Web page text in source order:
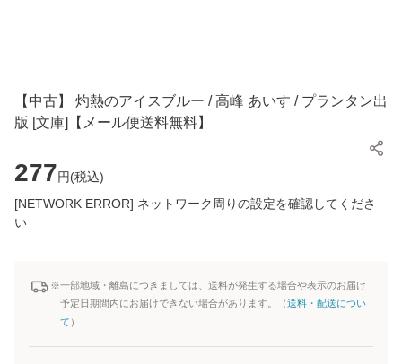
【中古】 灼熱のアイスブルー / 高峰 あいす / プランタン出
版 [文庫]【メール便送料無料】
277円(税込)
[NETWORK ERROR] ネットワーク周りの設定を確認してくださ
い
※一部地域・離島につきましては、送料が発生する場合や表示のお届け
予定日期間内にお届けできない場合があります。（送料・配送につい
て ）